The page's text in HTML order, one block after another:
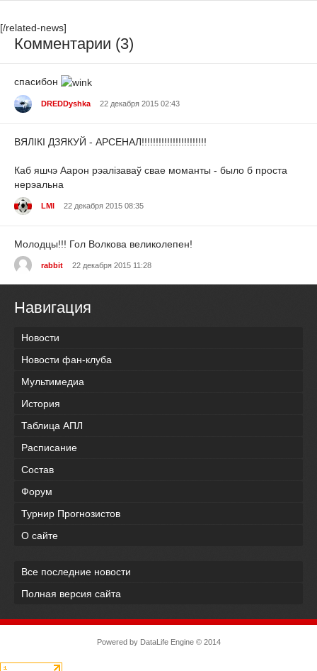
[/related-news]
Комментарии (3)
спасибон
DREDDyshka 22 декабря 2015 02:43
ВЯЛІКІ ДЗЯКУЙ - АРСЕНАЛ!!!!!!!!!!!!!!!!!!!!!!!
Каб яшчэ Аарон рэалізаваў свае моманты - было б проста
нерэальна
LMI 22 декабря 2015 08:35
Молодцы!!! Гол Волкова великолепен!
rabbit 22 декабря 2015 11:28
Навигация
Новости
Новости фан-клуба
Мультимедиа
История
Таблица АПЛ
Расписание
Состав
Форум
Турнир Прогнозистов
О сайте
Все последние новости
Полная версия сайта
Powered by DataLife Engine© 2014